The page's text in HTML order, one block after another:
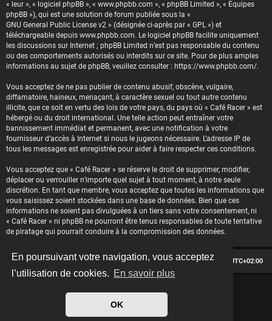
En poursuivant votre navigation, vous acceptez
l’utilisation de cookies. En savoir plus
OK
« leur », « logiciel phpBB », « www.phpbb.com », « phpBB Limited », « Équipes
phpBB »), qui est une solution de forum publiée sous la «
GNU General Public License v2 » (désignée ci-après par « GPL ») et
téléchargeable depuis www.phpbb.com. Le logiciel phpBB facilite uniquement
les discussions sur Internet ; phpBB Limited n’est pas responsable du contenu
ou des comportements autorisés ou interdits sur ce site. Pour de plus amples
informations au sujet de phpBB, veuillez consulter : https://www.phpbb.com/.
Vous acceptez de ne pas publier de contenu abusif, obscène, vulgaire,
diffamatoire, haineux, menaçant, à caractère sexuel ou tout autre contenu
illicite, que ce soit en vertu des lois de votre pays, du pays où « Café Racer » est
hébergé ou du droit international. Une telle action peut entraîner votre
bannissement immédiat et permanent, avec une notification à votre
fournisseur d’accès à Internet si nous le jugeons nécessaire. L’adresse IP de
tous les messages est enregistrée pour aider à faire respecter ces conditions.
Vous acceptez que « Café Racer » se réserve le droit de supprimer, modifier,
déplacer ou verrouiller n’importe quel sujet à tout moment, à notre seule
discrétion. En tant que membre, vous acceptez que toutes les informations que
vous saisissez soient stockées dans une base de données. Bien que ces
informations ne soient pas divulguées à un tiers sans votre consentement, ni
« Café Racer » ni phpBB ne pourront être tenus responsables de toute tentative
de piratage qui pourrait conduire à la compromission des données.
Le forum des passionnés de Café Racer Heures au format UTC+02:00
phpBB ® Forum Software © phpBB Limited
phpBB-fr.com